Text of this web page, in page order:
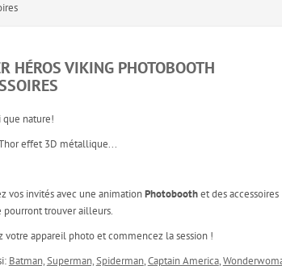
HÉROS VIKING PHOTOBOOTH
que nature!
effet 3D métallique...
vos invités avec une animationPhotoboothet des accessoires
pourront trouver ailleurs.
votre appareil photo et commencez la session !
Batman,Superman,Spiderman,Captain America,